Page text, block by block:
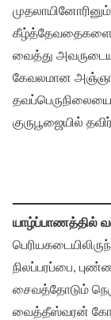
கீழ்த்தேவதைகளை
வைத்து
கேவலமான
குருபூஜையில்
நிலப்பரப்பை,
சைவத்தோடும்
வைத்தீஸ்வரன்